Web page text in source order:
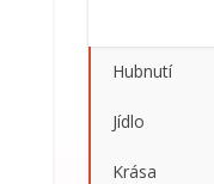
Hubnutí
Jídlo
Krása